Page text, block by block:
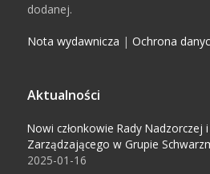
dodanej.
Nota wydawnicza | Ochrona
Aktualności
Nowi członkowie Rady Nadzorczej i
Zarządzającego w Grupie
2025-01-16